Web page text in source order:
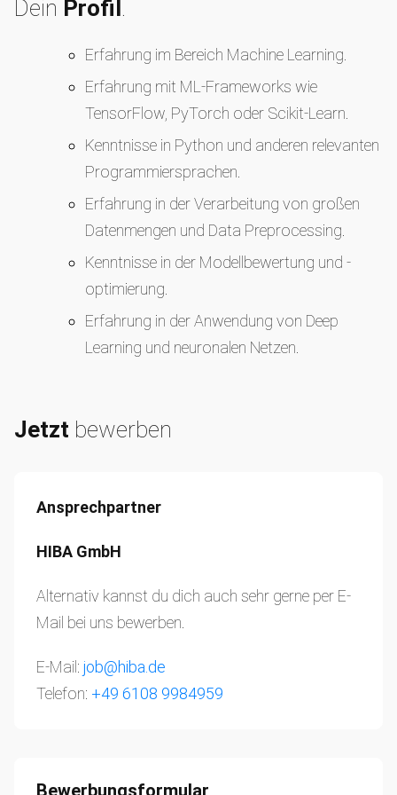
Dein Profil .
Erfahrung im Bereich Machine Learning.
Erfahrung mit ML-Frameworks wie
TensorFlow, PyTorch oder Scikit-Learn.
Kenntnisse in Python und anderen relevanten
Programmiersprachen.
Erfahrung in der Verarbeitung von großen
Datenmengen und Data Preprocessing.
Kenntnisse in der Modellbewertung und -
optimierung.
Erfahrung in der Anwendung von Deep
Learning und neuronalen Netzen.
Jetzt bewerben
Ansprechpartner
HIBA GmbH
Alternativ kannst du dich auch sehr gerne per E-
Mail bei uns bewerben.
E-Mail: job@hiba.de
Telefon: +49 6108 9984959
Bewerbungsformular